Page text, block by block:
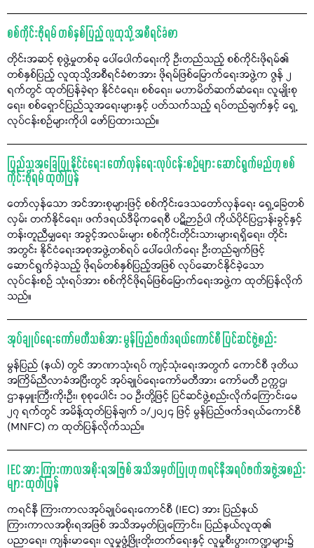
စစ်ကိုင်းဖိုရမ် တစ်နှစ်ပြည့် လူထုသို့ အစီရင်ခံစာ
တိုင်းအဆင့် စုဖွဲ့မှုတစ်ခု ပေါ်ပေါက်ရေးကို ဦးတည်သည့် စစ်ကိုင်းဖိုရမ်၏
တစ်နှစ်ပြည့် လူထုသို့အစီရင်ခံစာအား ဖိုရမ်ဖြစ်မြောက်ရေးအဖွဲ့က ဇွန် ၂
ရက်တွင် ထုတ်ပြန်ခဲ့ရာ နိုင်ငံရေး၊ စစ်ရေး၊ မဟာမိတ်ဆက်ဆံရေး၊ လူမျိုးစု
ရေး၊ စစ်ရှောင်ပြည်သူအရေးများနှင့် ပတ်သက်သည့် ရပ်တည်ချက်နှင့် ရှေ့
လုပ်ငန်းစဉ်များကိုပါ ဖော်ပြထားသည်။
ပြည်သူအခြေပြု နိုင်ငံရေး၊ တော်လှန်ရေးလုပ်ငန်းစဉ်များ ဆောင်ရွက်မည်ဟု စစ်
ကိုင်းဖိုရမ် ထုတ်ပြန်
တော်လှန်သော အင်အားစုများဖြင့် စစ်ကိုင်းဒေသတော်လှန်ရေး ရှေ့ခြေတစ်
လှမ်း တက်နိုင်ရေး၊ ဖက်ဒရယ်ဒီမိုကရေစီ ပဋိဉာဉ်ပါ ကိုယ်ပိုင်ပြဌာန်းခွင့်နှင့်
တန်းတူညီမျှရေး အခွင့်အလမ်းများ စစ်ကိုင်းတိုင်းသားများရရှိရေး၊ တိုင်း
အတွင်း နိုင်ငံရေးအစုအဖွဲ့တစ်ရပ် ပေါ်ပေါက်ရေး ဦးတည်ချက်ဖြင့်
ဆောင်ရွက်ခဲ့သည့် ဖိုရမ်တစ်နှစ်ပြည့်အဖြစ် လုပ်ဆောင်နိုင်ခဲ့သော
လုပ်ငန်းစဉ် သုံးရပ်အား စစ်ကိုင်ဖိုရမ်ဖြစ်မြောက်ရေးအဖွဲ့က ထုတ်ပြန်လိုက်
သည်။
အုပ်ချုပ်ရေးကော်မတီသစ်အား မွန်ပြည်ဖက်ဒရယ်ကောင်စီ ပြင်ဆင်ဖွဲ့စည်း
မွန်ပြည် (နယ်) တွင် အာဏာသုံးရပ် ကျင့်သုံးရေးအတွက် ကောင်စီ ဒုတိယ
အကြိမ်ညီလာခံအပြီးတွင် အုပ်ချုပ်ရေးကော်မတီအား ကော်မတီ ဥက္ကဌ၊
ဌာနမှူးကြီးကိုးဦး၊ စုစုပေါင်း ၁၀ ဦးတို့ဖြင့် ပြင်ဆင်ဖွဲ့စည်းလိုက်ကြောင်းမေ
၂၇ ရက်တွင် အမိန့်ထုတ်ပြန်ချက် ၁/၂၀၂၄ ဖြင့် မွန်ပြည်ဖက်ဒရယ်ကောင်စီ
(MNFC) က ထုတ်ပြန်လိုက်သည်။
IEC အား ကြားကာလအစိုးရအဖြစ် အသိအမှတ်ပြုဟု ကရင်နီအရပ်ဖက်အဖွဲ့အစည်း
များ ထုတ်ပြန်
ကရင်နီ ကြားကာလအုပ်ချုပ်ရေးကောင်စီ (IEC) အား ပြည်နယ်
ကြားကာလအစိုးရအဖြစ် အသိအမှတ်ပြုကြောင်း၊ ပြည်နယ်လူထု၏
ပညာရေး၊ ကျန်းမာရေး၊ လူမှုဖွံ့ဖြိုးတိုးတက်ရေးနှင့် လူမှုစီးပွားကဏ္ဍများ၌